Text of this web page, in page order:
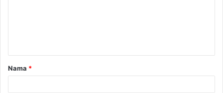
a
r
Nama *